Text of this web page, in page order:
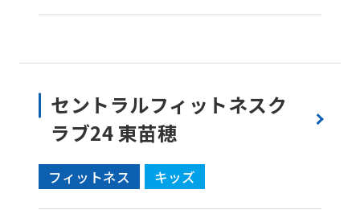
セントラルフィットネスク
ラブ24 東苗穂
フィットネス キッズ